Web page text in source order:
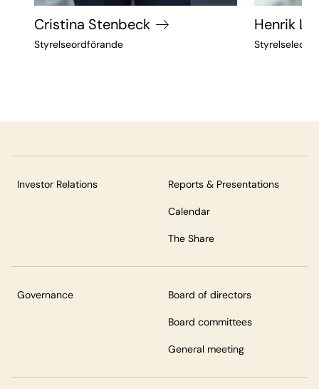
Cristina Stenbeck
Styrelseordförande
Henrik
Investor Relations Reports & Presentations
Calendar
The Share
Governance Board of directors
Board committees
General meeting